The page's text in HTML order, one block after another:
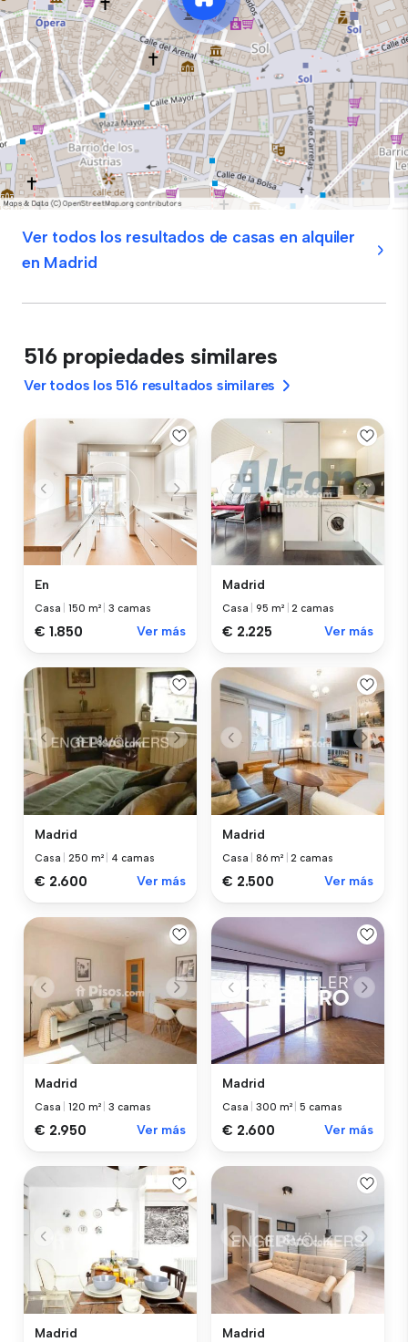
Ver todos los resultados de casas en alquiler
en Madrid
516 propiedades similares
Ver todos los 516 resultados similares
En
Casa |150 m² |3 camas
€ 1.850 Ver más
Madrid
Casa |95 m² |2 camas
€ 2.225 Ver más
Madrid
Casa |250 m² 4 camas
€ 2.600 Ver más
Madrid
Casa |86 m² |2 camas
€ 2.500 Ver más
Madrid
Casa |120 m² |3 camas
€ 2.950 Ver más
Madrid
Casa |300 m² |5 camas
€ 2.600 Ver más
Madrid Madrid